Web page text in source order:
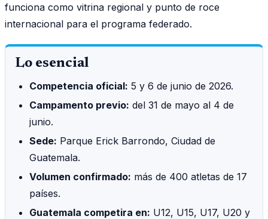
funciona como vitrina regional y punto de roce
internacional para el programa federado.
Lo esencial
Competencia oficial: 5 y 6 de junio de 2026.
Campamento previo: del 31 de mayo al 4 de
junio.
Sede: Parque Erick Barrondo, Ciudad de
Guatemala.
Volumen confirmado: más de 400 atletas de 17
países.
Guatemala competira en: U12, U15, U17, U20 y